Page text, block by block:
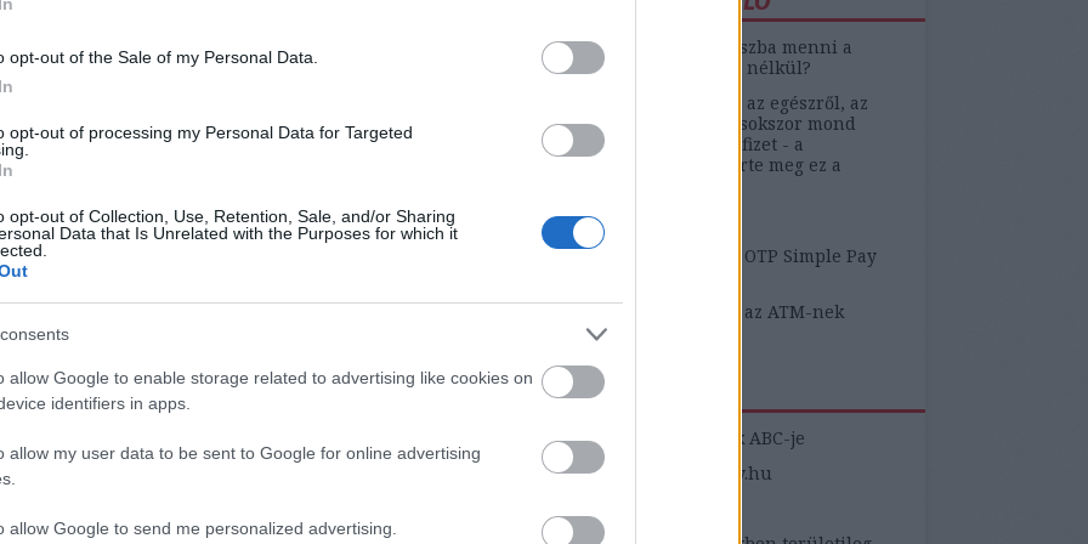
opt-out of the Sale of my Personal Data.
opt-out of processing my Personal Data for Targeted
opt-out of Collection, Use, Retention, Sale, and/or Sharing
Data that Is Unrelated with the Purposes for which it
allow Google to enable storage related to advertising like cookies on
identifiers in apps.
allow my user data to be sent to Google for online advertising
allow Google to send me personalized advertising.
Olvasson tovább!
0
Hogy a fenébe tudok mínuszba menni a
bankszámlámon hitelkeret nélkül?
Az Applenek fogalma sincs az egészről, az
Istyle szerint a call center sokszor mond
hülyeséget, az Aegon nem fizet - a
vevőnek vajon mennyire érte meg ez a
Kegyeleti bizonytalanság
"30 ezerre szívatott meg az OTP Simple Pay
Mi közöm van ahhoz, hogy az ATM-nek
valami baja van???
HASZNOS LINKEK
Fogyasztóvédelmi fogalmak ABC-je
Fogyasztovedelem.kormany.hu